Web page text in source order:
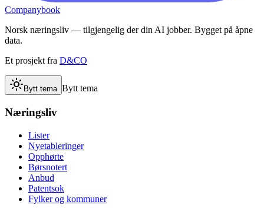
Companybook
Norsk næringsliv — tilgjengelig der din AI jobber. Bygget på åpne
data.
Et prosjekt fra D&CO
Bytt tema Bytt tema
Næringsliv
Lister
Nyetableringer
Opphørte
Børsnotert
Anbud
Patentsok
Fylker og kommuner